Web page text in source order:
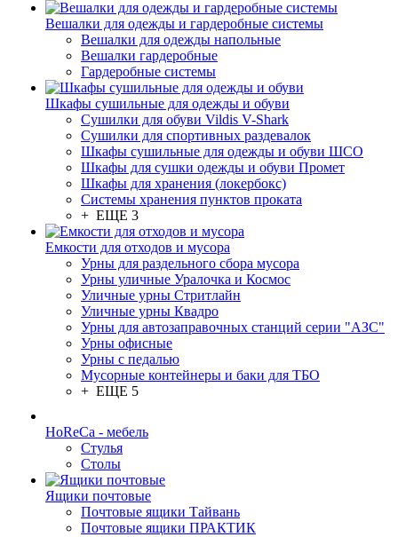
Вешалки для одежды и гардеробные системы
Вешалки для одежды напольные
Вешалки гардеробные
Гардеробные системы
Шкафы сушильные для одежды и обуви
Сушилки для обуви Vildis V-Shark
Сушилки для спортивных раздевалок
Шкафы сушильные для одежды и обуви ШСО
Шкафы для сушки одежды и обуви Промет
Шкафы для хранения (локербокс)
Системы хранения пунктов проката
+ ЕЩЕ 3
Емкости для отходов и мусора
Урны для раздельного сбора мусора
Урны уличные Уралочка и Космос
Уличные урны Стритлайн
Уличные урны Квадро
Урны для автозаправочных станций серии "АЗС"
Урны офисные
Урны с педалью
Мусорные контейнеры и баки для ТБО
+ ЕЩЕ 5
HoReCa - мебель
Стулья
Столы
Ящики почтовые
Почтовые ящики Тайвань
Почтовые ящики ПРАКТИК